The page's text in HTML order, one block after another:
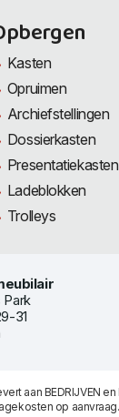
Kasten
Opruimen
Archiefstellingen
Dossierkasten
Presentatiekasten
Ladeblokken
Trolleys
Park
31
aan BEDRIJVEN en
op